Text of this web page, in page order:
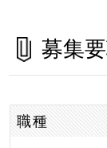
募集
職種